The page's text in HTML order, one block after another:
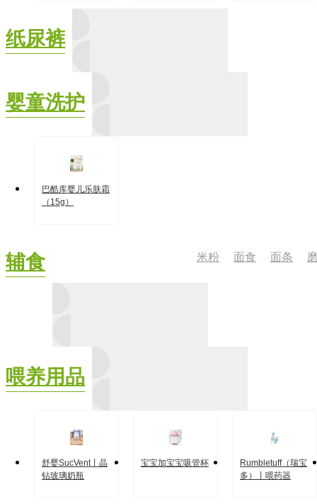
纸尿裤
婴童洗护
巴酷库婴儿乐肤霜
（15g）
米粉 面食 面条
辅食
喂养用品
舒婴SucVent丨晶
钻玻璃奶瓶
宝宝加宝宝吸管杯
Rumbletuff（瑞宝
多）丨喂药器